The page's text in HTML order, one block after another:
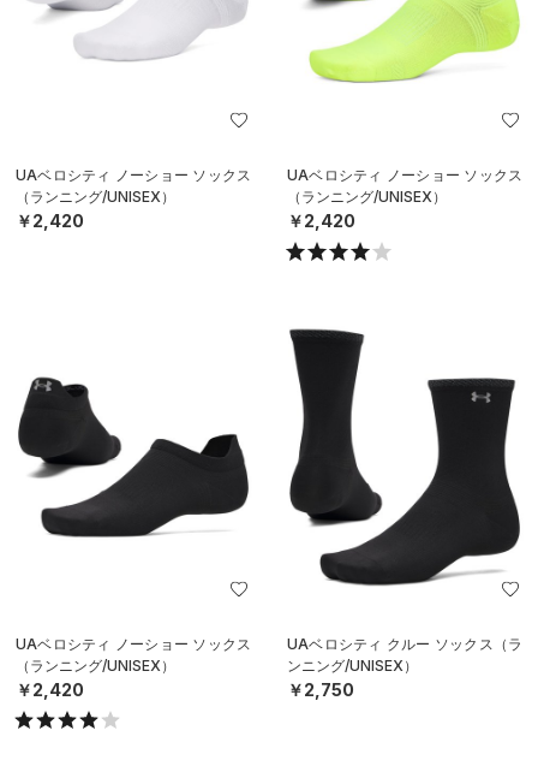
UAベロシティ ノーショー ソックス
（ランニング/UNISEX）
￥2,420
UAベロシティ ノーショー ソックス
（ランニング/UNISEX）
￥2,420
UAベロシティ ノーショー ソックス
（ランニング/UNISEX）
￥2,420
UAベロシティ クルー ソックス（ラ
ンニング/UNISEX）
￥2,750